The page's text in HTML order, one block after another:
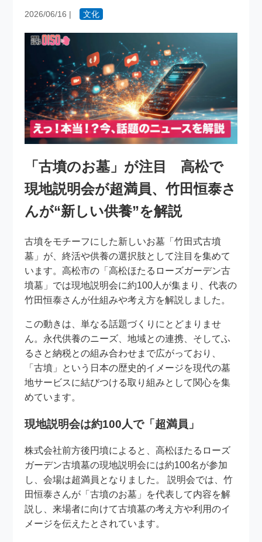
2026/06/16 | 文化
「古墳のお墓」が注目 高松で
現地説明会が超満員、竹田恒泰さ
んが“新しい供養”を解説
古墳をモチーフにした新しいお墓「竹田式古墳
墓」が、終活や供養の選択肢として注目を集めて
います。高松市の「高松ほたるローズガーデン古
墳墓」では現地説明会に約100人が集まり、代表の
竹田恒泰さんが仕組みや考え方を解説しました。
この動きは、単なる話題づくりにとどまりませ
ん。永代供養のニーズ、地域との連携、そしてふ
るさと納税との組み合わせまで広がっており、
「古墳」という日本の歴史的イメージを現代の墓
地サービスに結びつける取り組みとして関心を集
めています。
現地説明会は約100人で「超満員」
株式会社前方後円墳によると、高松ほたるローズ
ガーデン古墳墓の現地説明会には約100名が参加
し、会場は超満員となりました。 説明会では、竹
田恒泰さんが「古墳のお墓」を代表して内容を解
説し、来場者に向けて古墳墓の考え方や利用のイ
メージを伝えたとされています。